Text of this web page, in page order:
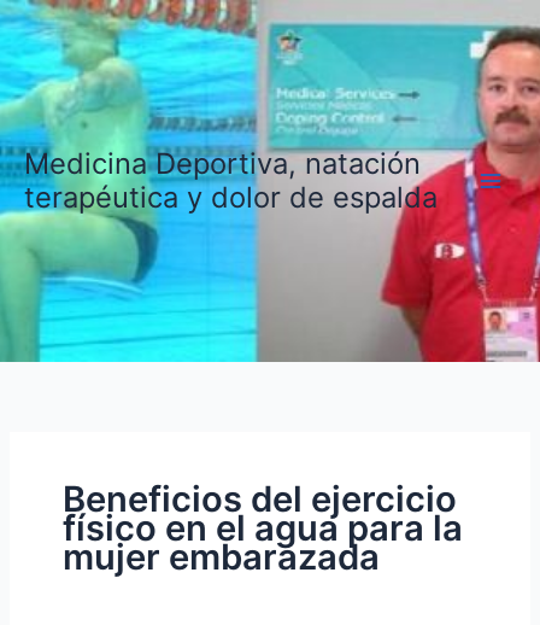
Ir
contenido
Medicina Deportiva, natación
terapéutica y dolor de espalda
Beneficios del ejercicio
físico en el agua para la
mujer embarazada